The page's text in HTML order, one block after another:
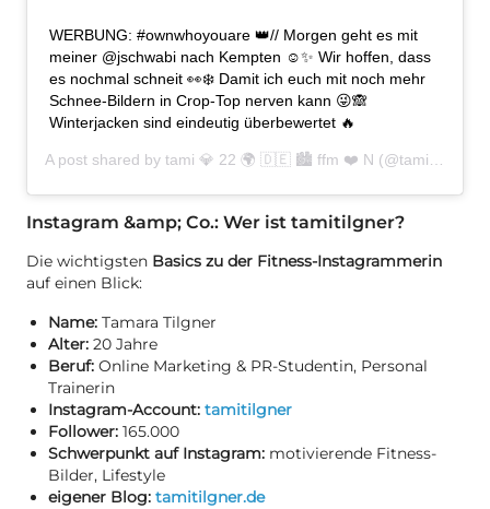
WERBUNG: #ownwhoyouare 👑// Morgen geht es mit
meiner @jschwabi nach Kempten ☺️✨ Wir hoffen, dass
es nochmal schneit 👀❄️ Damit ich euch mit noch mehr
Schnee-Bildern in Crop-Top nerven kann 😜🙈
Winterjacken sind eindeutig überbewertet 🔥
A post shared by tami 💎 22 🌍 🇩🇪 🏙 ffm ❤️ N (@tamitilgner) on
Instagram &amp; Co.: Wer ist tamitilgner?
Die wichtigsten Basics zu der Fitness-Instagrammerin
auf einen Blick:
Name: Tamara Tilgner
Alter: 20 Jahre
Beruf: Online Marketing & PR-Studentin, Personal
Trainerin
Instagram-Account: tamitilgner
Follower: 165.000
Schwerpunkt auf Instagram: motivierende Fitness-
Bilder, Lifestyle
eigener Blog: tamitilgner.de